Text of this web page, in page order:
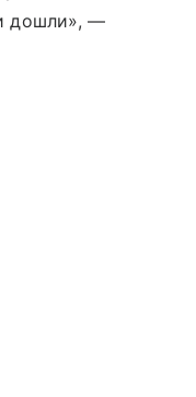
дошли», —